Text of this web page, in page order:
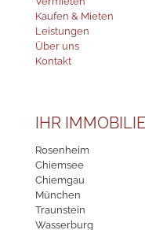
Kaufen & Mieten
Leistungen
Über uns
Kontakt
IHR
Rosenheim
Chiemsee
Chiemgau
München
Traunstein
Wasserburg